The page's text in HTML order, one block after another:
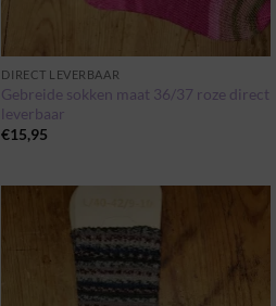
DIRECT LEVERBAAR
Gebreide sokken maat 36/37 roze direct
leverbaar
€15,95